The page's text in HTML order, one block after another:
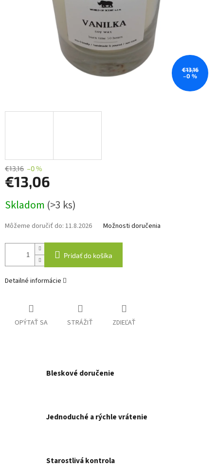
€13,16
–0 %
€13,16 –0 %
€13,06
cena:
Skladom (>3 ks)
Môžeme doručiť do: 11.8.2026 Možnosti doručenia
Pridať do košíka
Detailné informácie
OPÝTAŤ SA STRÁŽIŤ ZDIEĽAŤ
Bleskové doručenie
Jednoduché a rýchle vrátenie
Starostlivá kontrola